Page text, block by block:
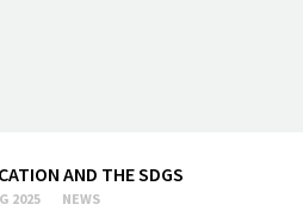
AND THE SDGS
2025 NEWS